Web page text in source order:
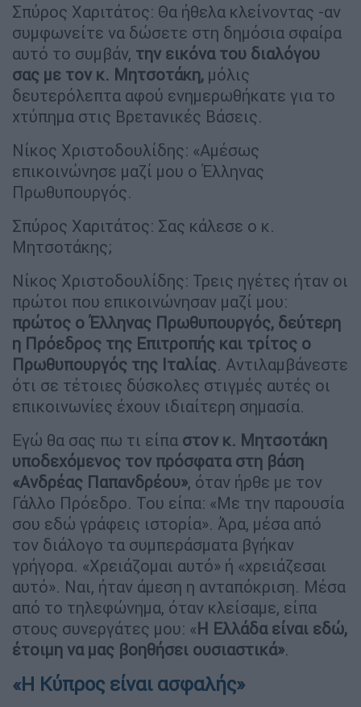
Σπύρος Χαριτάτος: Θα ήθελα κλείνοντας -αν
συμφωνείτε να δώσετε στη δημόσια σφαίρα
αυτό το συμβάν, την εικόνα του διαλόγου
σας με τον κ. Μητσοτάκη, μόλις
δευτερόλεπτα αφού ενημερωθήκατε για το
χτύπημα στις Βρετανικές Βάσεις.
Νίκος Χριστοδουλίδης: «Αμέσως
επικοινώνησε μαζί μου ο Έλληνας
Πρωθυπουργός.
Σπύρος Χαριτάτος: Σας κάλεσε ο κ.
Μητσοτάκης;
Νίκος Χριστοδουλίδης: Τρεις ηγέτες ήταν οι
πρώτοι που επικοινώνησαν μαζί μου:
πρώτος ο Έλληνας Πρωθυπουργός, δεύτερη
η Πρόεδρος της Επιτροπής και τρίτος ο
Πρωθυπουργός της Ιταλίας. Αντιλαμβάνεστε
ότι σε τέτοιες δύσκολες στιγμές αυτές οι
επικοινωνίες έχουν ιδιαίτερη σημασία.
Εγώ θα σας πω τι είπα στον κ. Μητσοτάκη
υποδεχόμενος τον πρόσφατα στη βάση
«Ανδρέας Παπανδρέου», όταν ήρθε με τον
Γάλλο Πρόεδρο. Του είπα: «Με την παρουσία
σου εδώ γράφεις ιστορία». Άρα, μέσα από
τον διάλογο τα συμπεράσματα βγήκαν
γρήγορα. «Χρειάζομαι αυτό» ή «χρειάζεσαι
αυτό». Ναι, ήταν άμεση η ανταπόκριση. Μέσα
από το τηλεφώνημα, όταν κλείσαμε, είπα
στους συνεργάτες μου: «Η Ελλάδα είναι εδώ,
έτοιμη να μας βοηθήσει ουσιαστικά».
«Η Κύπρος είναι ασφαλής»